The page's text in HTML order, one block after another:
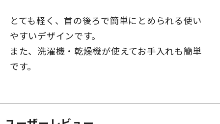
とても軽く、首の後ろで簡単にとめられる使い
やすいデザインです。
また、洗濯機・乾燥機が使えてお手入れも簡単
です。